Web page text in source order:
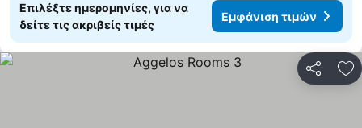
Επιλέξτε ημερομηνίες, για να
δείτε τις ακριβείς τιμές
Εμφάνιση τιμών